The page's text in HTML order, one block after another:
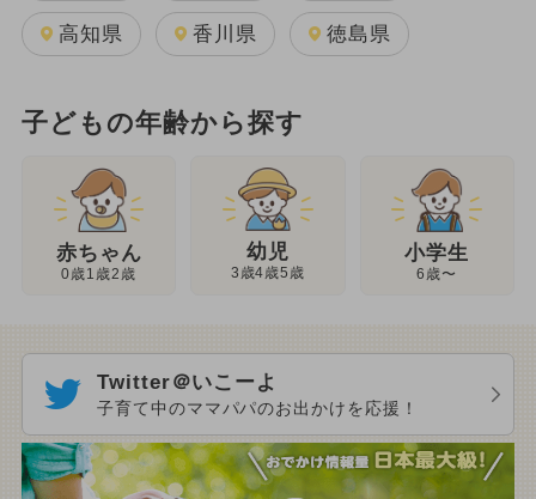
高知県 香川県 徳島県
子どもの年齢から探す
赤ちゃん
0歳1歳2歳
幼児
3歳4歳5歳
小学生
6歳〜
Twitter＠いこーよ
子育て中のママパパのお出かけを応援！